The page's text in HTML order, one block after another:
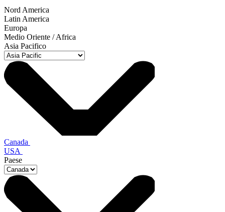
Nord America
Latin America
Europa
Medio Oriente / Africa
Asia Pacifico
Canada
USA
Paese